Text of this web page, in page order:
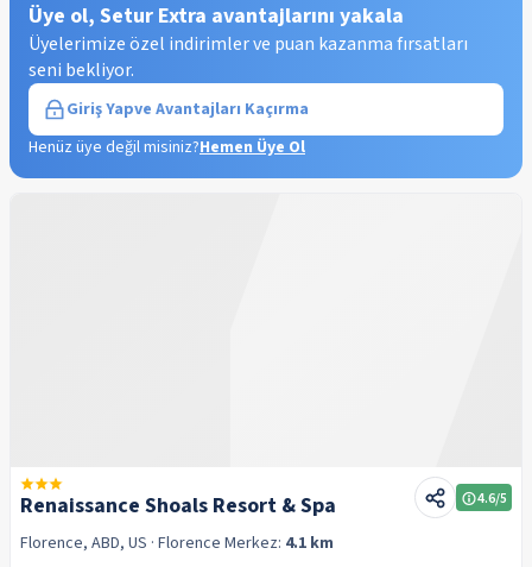
Üye ol, Setur Extra avantajlarını yakala
Üyelerimize özel indirimler ve puan kazanma fırsatları
seni bekliyor.
Giriş Yapve Avantajları Kaçırma
Henüz üye değil misiniz?Hemen Üye Ol
Renaissance Shoals Resort & Spa 4.6/5
Florence, ABD, US · Florence Merkez: 4.1 km